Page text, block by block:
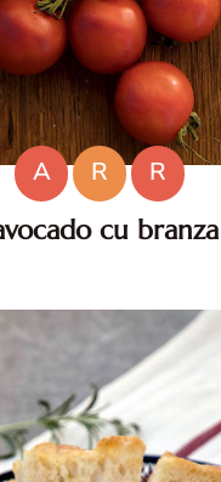
A R
R
cu
cu branza. Crema din